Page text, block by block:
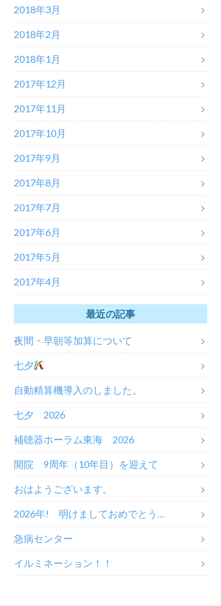
2018年3月
2018年2月
2018年1月
2017年12月
2017年11月
2017年10月
2017年9月
2017年8月
2017年7月
2017年6月
2017年5月
2017年4月
最近の記事
夜間・早朝等加算について
七夕
自動精算機導入のしました。
七夕 2026
補聴器ホーラム東海 2026
開院 9周年（10年目）を迎えて
おはようございます。
2026年! 明けましておめでとう…
急病センター
イルミネーション！！